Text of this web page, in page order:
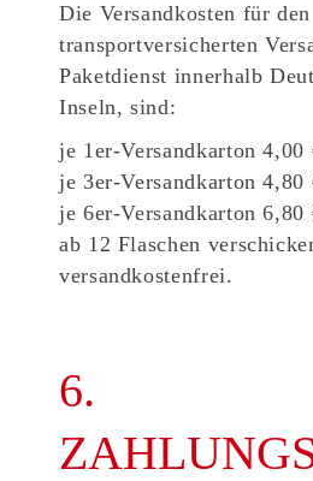
Die Versandkosten für den
transportversicherten
Paketdienst innerhalb
Inseln, sind:
je 1er-Versandkarton
je 3er-Versandkarton
je 6er-Versandkarton
ab 12 Flaschen
versandkostenfrei.
6.